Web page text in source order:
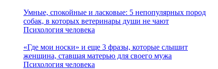
Умные, спокойные и ласковые: 5 непопулярных пород
собак, в которых ветеринары души не чают
Психология человека
«Где мои носки» и еще 3 фразы, которые слышит
женщина, ставшая матерью для своего мужа
Психология человека